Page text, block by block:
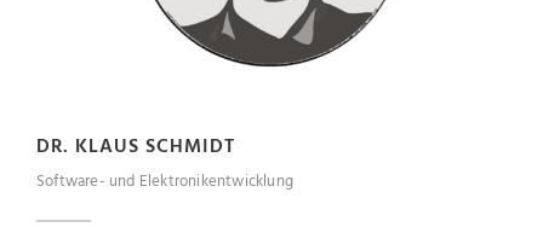
DR. KLAUS SCHMIDT
Software- und Elektronikentwicklung